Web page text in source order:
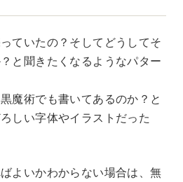
ていたの？そしてどうしてそ
と聞きたくなるようなパター
魔術でも書いてあるのか？と
しい字体やイラストだった
よいかわからない場合は、無